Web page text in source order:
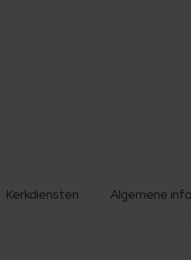
Kerkdiensten Algemene